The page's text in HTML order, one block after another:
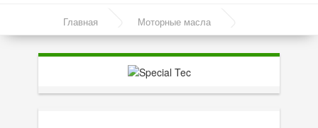
Синтетические масла
Полусинтетические масла
Главная Моторные масла